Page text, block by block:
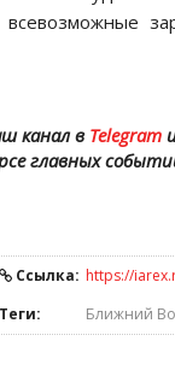
канал в Telegram
главных
Ссылка: https://
Теги: Ближний